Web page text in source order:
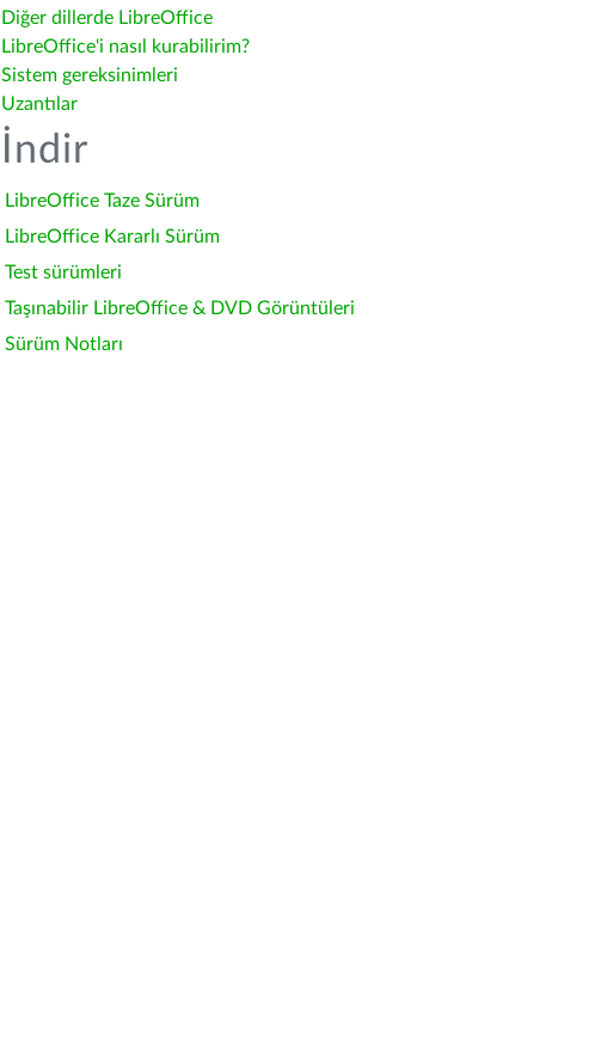
Diğer dillerde LibreOffice
LibreOffice'i nasıl kurabilirim?
Sistem gereksinimleri
Uzantılar
İndir
LibreOffice Taze Sürüm
LibreOffice Kararlı Sürüm
Test sürümleri
Taşınabilir LibreOffice & DVD Görüntüleri
Sürüm Notları